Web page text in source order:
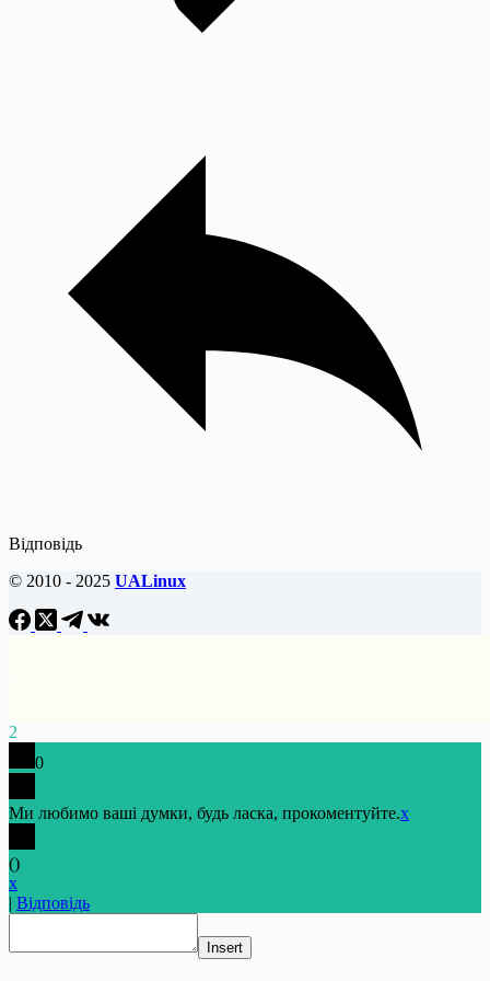
Відповідь
© 2010 - 2025 UALinux
2
0
Ми любимо ваші думки, будь ласка, прокоментуйте.x
()
x
Відповідь
Insert